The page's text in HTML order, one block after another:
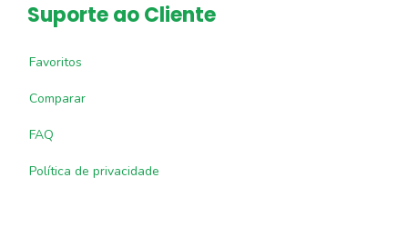
Suporte ao Cliente
Favoritos
Comparar
FAQ
Política de privacidade